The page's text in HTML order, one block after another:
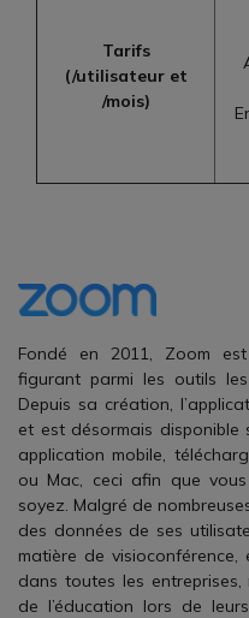
Tarifs
(/utilisateur et
/mois)
Fondé en 2011, Zoom
figurant parmi les outils
Depuis sa création,
et est désormais
application mobile,
ou Mac, ceci afin que
soyez. Malgré de
des données de ses
matière de visioconférence,
dans toutes les
de l’éducation lors de